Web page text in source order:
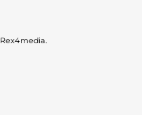
Rex4media.